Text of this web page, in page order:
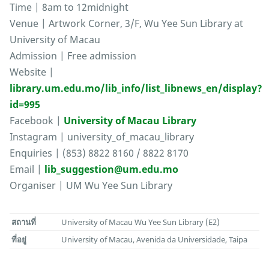
Time | 8am to 12midnight
Venue | Artwork Corner, 3/F, Wu Yee Sun Library at
University of Macau
Admission | Free admission
Website |
library.um.edu.mo/lib_info/list_libnews_en/display?
id=995
Facebook | University of Macau Library
Instagram | university_of_macau_library
Enquiries | (853) 8822 8160 / 8822 8170
Email | lib_suggestion@um.edu.mo
Organiser | UM Wu Yee Sun Library
สถานที่
University of Macau Wu Yee Sun Library (E2)
ที่อยู่
University of Macau, Avenida da Universidade, Taipa